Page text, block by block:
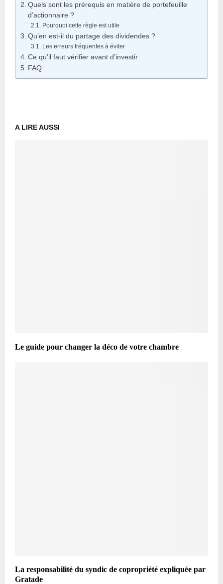
Quels sont les prérequis en matière de portefeuille
d’actionnaire ?
Pourquoi cette règle est utile
Qu’en est-il du partage des dividendes ?
Les erreurs fréquentes à éviter
Ce qu’il faut vérifier avant d’investir
FAQ
A LIRE AUSSI
Le guide pour changer la déco de votre chambre
La responsabilité du syndic de copropriété expliquée par
Gratade